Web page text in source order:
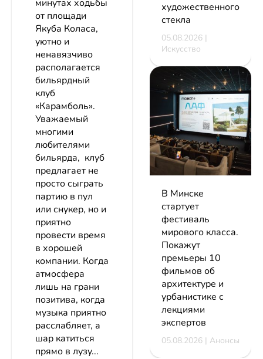
минутах ходьбы
от площади
Якуба Коласа,
уютно и
ненавязчиво
располагается
бильярдный
клуб
«Карамболь».
Уважаемый
многими
любителями
бильярда, клуб
предлагает не
просто сыграть
партию в пул
или снукер, но и
приятно
провести время
в хорошей
компании. Когда
атмосфера
лишь на грани
позитива, когда
музыка приятно
расслабляет, а
шар катиться
прямо в лузу...
художественного
стекла
05.08.2026 |
Искусство
В Минске
стартует
фестиваль
мирового класса.
Покажут
премьеры 10
фильмов об
архитектуре и
урбанистике с
лекциями
экспертов
05.08.2026 | Анонсы